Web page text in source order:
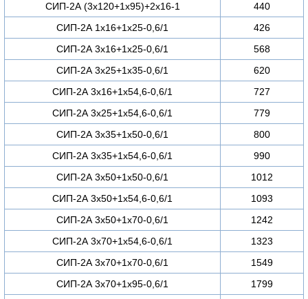
СИП-2А (3х120+1х95)+2х16-1
440
СИП-2А 1х16+1х25-0,6/1
426
СИП-2А 3х16+1х25-0,6/1
568
СИП-2А 3х25+1х35-0,6/1
620
СИП-2А 3х16+1х54,6-0,6/1
727
СИП-2А 3х25+1х54,6-0,6/1
779
СИП-2А 3х35+1х50-0,6/1
800
СИП-2А 3х35+1х54,6-0,6/1
990
СИП-2А 3х50+1х50-0,6/1
1012
СИП-2А 3х50+1х54,6-0,6/1
1093
СИП-2А 3х50+1х70-0,6/1
1242
СИП-2А 3х70+1х54,6-0,6/1
1323
СИП-2А 3х70+1х70-0,6/1
1549
СИП-2А 3х70+1х95-0,6/1
1799